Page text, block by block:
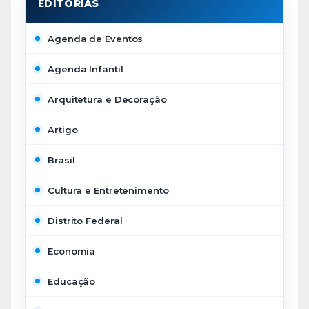
Agenda de Eventos
Agenda Infantil
Arquitetura e Decoração
Artigo
Brasil
Cultura e Entretenimento
Distrito Federal
Economia
Educação